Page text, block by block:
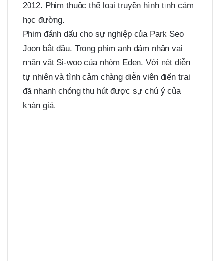
2012. Phim thuộc thể loại truyền hình tình cảm
học đường.
Phim đánh dấu cho sự nghiệp của Park Seo
Joon bắt đầu. Trong phim anh đảm nhận vai
nhân vật Si-woo của nhóm Eden. Với nét diễn
tự nhiên và tình cảm chàng diễn viên điển trai
đã nhanh chóng thu hút được sự chú ý của
khán giả.